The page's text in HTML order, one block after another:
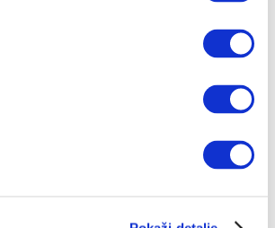
Zaboravljena lozinka?